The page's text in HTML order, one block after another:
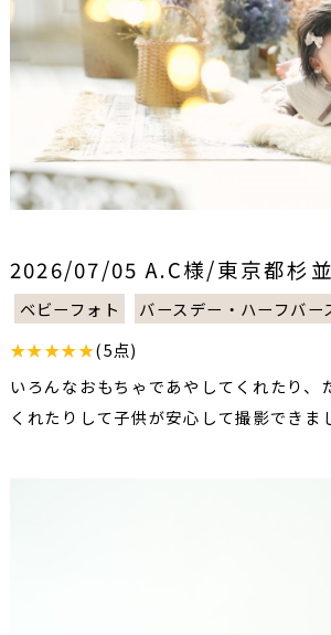
2026/07/05 A.C様/東京都杉
ベビーフォト
バースデー・ハーフバー
★★★★★(5点)
いろんなおもちゃであやしてくれたり、
くれたりして子供が安心して撮影できま